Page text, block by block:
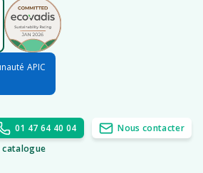
APIC
01 47 64 40 04
Nous contacter